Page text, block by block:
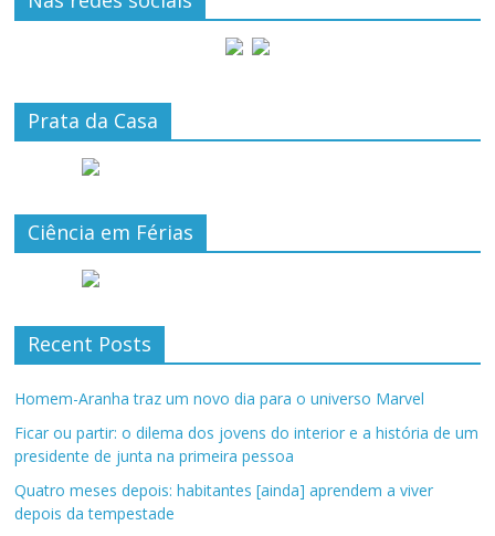
Prata da Casa
Ciência em Férias
Recent Posts
Homem-Aranha traz um novo dia para o universo Marvel
Ficar ou partir: o dilema dos jovens do interior e a história de um
presidente de junta na primeira pessoa
Quatro meses depois: habitantes [ainda] aprendem a viver
depois da tempestade